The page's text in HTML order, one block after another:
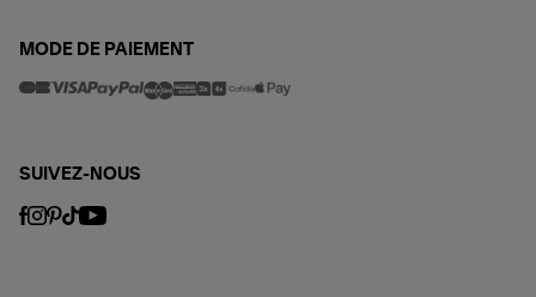
MODE DE PAIEMENT
SUIVEZ-NOUS